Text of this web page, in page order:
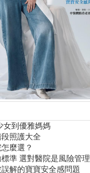
女到優雅媽媽
照護大全
麼選？
準 選對醫院是風險管理
解的寶寶安全感問題